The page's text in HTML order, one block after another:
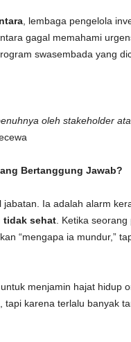
, lembaga pengelola
gagal memahami
swasembada yang
oleh stakeholder
Bertanggung Jawab?
Ia adalah alarm
tidak sehat. Ketika seorang
“mengapa ia mundur,”
menjamin hajat hidup
karena terlalu banyak